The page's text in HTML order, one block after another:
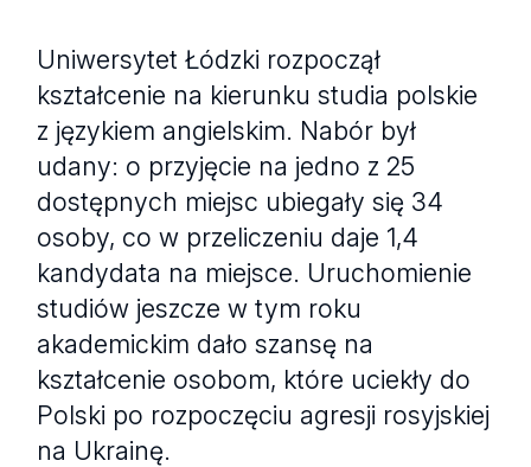
Uniwersytet Łódzki rozpoczął
kształcenie na kierunku studia polskie
z językiem angielskim. Nabór był
udany: o przyjęcie na jedno z 25
dostępnych miejsc ubiegały się 34
osoby, co w przeliczeniu daje 1,4
kandydata na miejsce. Uruchomienie
studiów jeszcze w tym roku
akademickim dało szansę na
kształcenie osobom, które uciekły do
Polski po rozpoczęciu agresji rosyjskiej
na Ukrainę.